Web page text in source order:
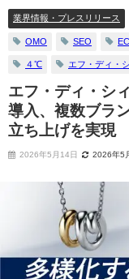
業界情報・プレスリリース
OMO SEO
４℃ エフ・ディ・
エフ・ディ・シ
導入、複数ブラ
立ち上げを実現
2026年5月14日 2026年5